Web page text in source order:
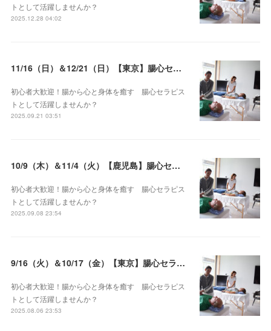
トとして活躍しませんか？
2025.12.28 04:02
11/16（日）＆12/21（日）【東京】腸心セラピスト養成コース《２日間コース》開講決定
初心者大歓迎！腸から心と身体を癒す 腸心セラピス
トとして活躍しませんか？
2025.09.21 03:51
10/9（木）＆11/4（火）【鹿児島】腸心セラピスト養成コース《２日間コース》開講決定
初心者大歓迎！腸から心と身体を癒す 腸心セラピス
トとして活躍しませんか？
2025.09.08 23:54
9/16（火）＆10/17（金）【東京】腸心セラピスト養成コース《２日間コース》開講決定
初心者大歓迎！腸から心と身体を癒す 腸心セラピス
トとして活躍しませんか？
2025.08.06 23:53